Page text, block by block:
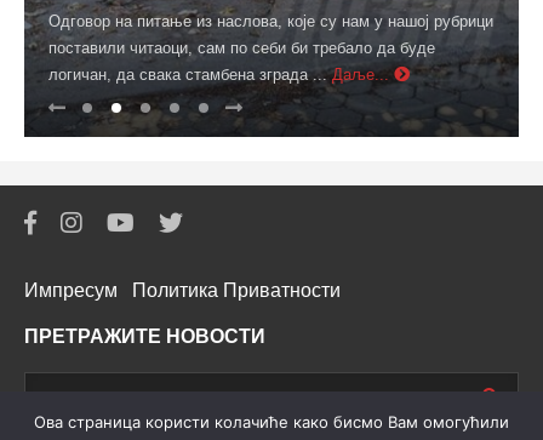
Одговор на питање из наслова, које су нам у нашој рубрици
поставили читаоци, сам по себи би требало да буде
логичан, да свака стамбена зграда ... Даље...
Импресум Политика Приватности
ПРЕТРАЖИТЕ НОВОСТИ
Oва страница користи колачиће како бисмо Вам омогућили